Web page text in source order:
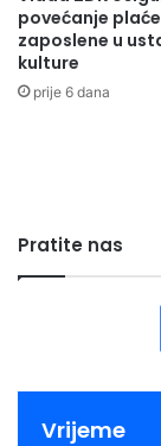
povećanje
zaposlene u
kulture
prije 6 dana
Pratite nas
Vrijeme